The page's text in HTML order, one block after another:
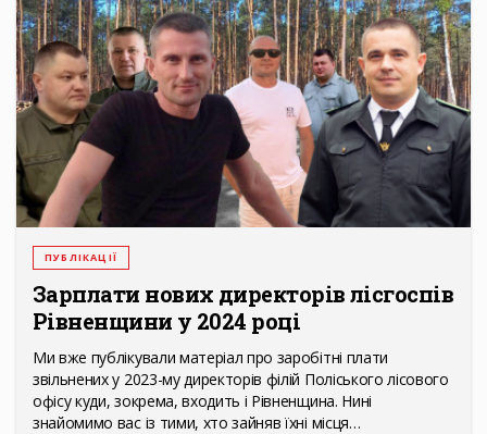
ПУБЛІКАЦІЇ
Зарплати нових директорів лісгоспів
Рівненщини у 2024 році
Ми вже публікували матеріал про заробітні плати
звільнених у 2023-му директорів філій Поліського лісового
офісу куди, зокрема, входить і Рівненщина. Нині
знайомимо вас із тими, хто зайняв їхні місця…